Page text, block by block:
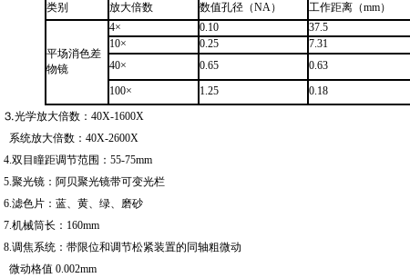
类别
放大倍数 数值孔径（NA） 工作距离（mm）
平场消色差
物镜
4× 0.10
37.5
10× 0.25
7.31
40× 0.65
0.63
100× 1.25
0.18
⒊光学放大倍数： 40X-1600X
系统放大倍数： 40X-2600X
4.双目瞳距调节范围： 55-75mm
5.聚光镜：阿贝聚光镜带可变光栏
6.滤色片：蓝、黄、绿、磨砂
7.机械筒长： 160mm
8.调焦系统：带限位和调节松紧装置的同轴粗微动
微动格值 0.002mm